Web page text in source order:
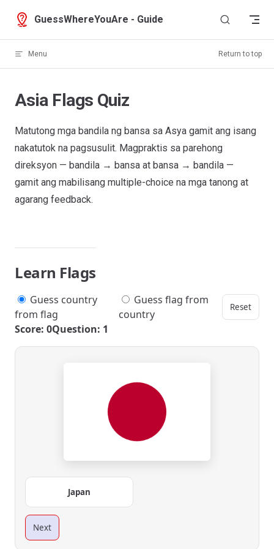
Skip to content
GuessWhereYouAre - Guide
Menu Return to top
Asia Flags Quiz
Matutong mga bandila ng bansa sa Asya gamit ang isang
nakatutok na pagsusulit. Magpraktis sa parehong
direksyon — bandila → bansa at bansa → bandila —
gamit ang mabilisang multiple-choice na mga tanong at
agarang feedback.
Learn Flags
Guess country
from flag
Guess flag from
country
Reset
Score: 0Question: 1
Japan
Next